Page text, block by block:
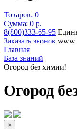
Товаров: 0
Сумма: 0 р.
8(800)333-65-95
Заказать звонок
Главная
База знаний
Огород без химии!
Огород
×